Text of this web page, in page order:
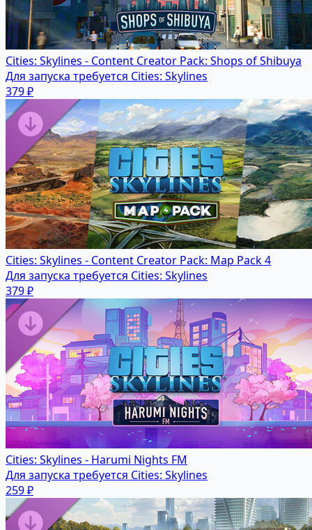
Cities: Skylines - Content Creator Pack: Shops of Shibuya
Для запуска требуется Cities: Skylines
379 ₽
Cities: Skylines - Content Creator Pack: Map Pack 4
Для запуска требуется Cities: Skylines
379 ₽
Cities: Skylines - Harumi Nights FM
Для запуска требуется Cities: Skylines
259 ₽